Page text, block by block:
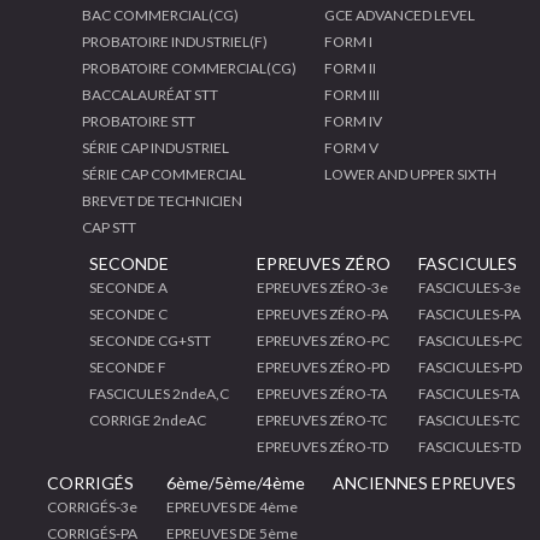
BAC COMMERCIAL(CG)
PROBATOIRE INDUSTRIEL(F)
PROBATOIRE COMMERCIAL(CG)
BACCALAURÉAT STT
PROBATOIRE STT
SÉRIE CAP INDUSTRIEL
SÉRIE CAP COMMERCIAL
BREVET DE TECHNICIEN
CAP STT
GCE ADVANCED LEVEL
FORM I
FORM II
FORM III
FORM IV
FORM V
LOWER AND UPPER SIXTH
SECONDE
SECONDE A
SECONDE C
SECONDE CG+STT
SECONDE F
FASCICULES 2ndeA,C
CORRIGE 2ndeAC
EPREUVES ZÉRO
EPREUVES ZÉRO-3e
EPREUVES ZÉRO-PA
EPREUVES ZÉRO-PC
EPREUVES ZÉRO-PD
EPREUVES ZÉRO-TA
EPREUVES ZÉRO-TC
EPREUVES ZÉRO-TD
FASCICULES
FASCICULES-3e
FASCICULES-PA
FASCICULES-PC
FASCICULES-PD
FASCICULES-TA
FASCICULES-TC
FASCICULES-TD
CORRIGÉS
CORRIGÉS-3e
CORRIGÉS-PA
6ème/5ème/4ème
EPREUVES DE 4ème
EPREUVES DE 5ème
ANCIENNES EPREUVES